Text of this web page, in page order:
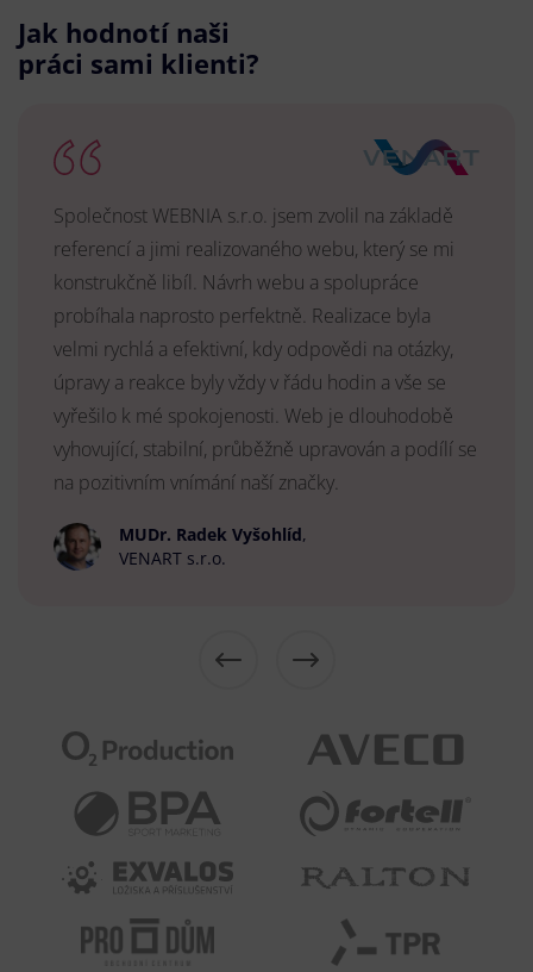
Jak hodnotí naši
práci sami klienti?
Společnost WEBNIA s.r.o. jsem zvolil na základě
referencí a jimi realizovaného webu, který se mi
konstrukčně libíl. Návrh webu a spolupráce
probíhala naprosto perfektně. Realizace byla
velmi rychlá a efektivní, kdy odpovědi na otázky,
úpravy a reakce byly vždy v řádu hodin a vše se
vyřešilo k mé spokojenosti. Web je dlouhodobě
vyhovující, stabilní, průběžně upravován a podílí se
na pozitivním vnímání naší značky.
MUDr. Radek Vyšohlíd,
VENART s.r.o.